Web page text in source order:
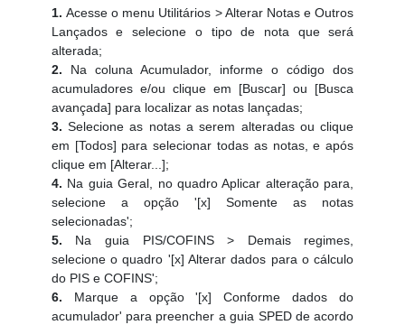
1. Acesse o menu Utilitários > Alterar Notas e Outros
Lançados e selecione o tipo de nota que será
alterada;
2. Na coluna Acumulador, informe o código dos
acumuladores e/ou clique em [Buscar] ou [Busca
avançada] para localizar as notas lançadas;
3. Selecione as notas a serem alteradas ou clique
em [Todos] para selecionar todas as notas, e após
clique em [Alterar...];
4. Na guia Geral, no quadro Aplicar alteração para,
selecione a opção '[x] Somente as notas
selecionadas';
5. Na guia PIS/COFINS > Demais regimes,
selecione o quadro '[x] Alterar dados para o cálculo
do PIS e COFINS';
6. Marque a opção '[x] Conforme dados do
acumulador' para preencher a guia SPED de acordo